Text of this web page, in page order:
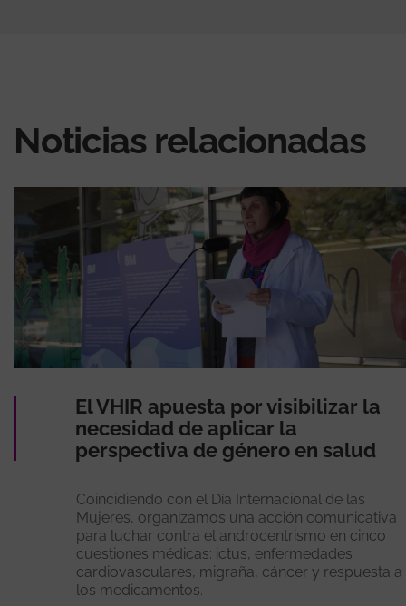
Noticias relacionadas
El VHIR apuesta por visibilizar la
necesidad de aplicar la
perspectiva de género en salud
Coincidiendo con el Día Internacional de las
Mujeres, organizamos una acción comunicativa
para luchar contra el androcentrismo en cinco
cuestiones médicas: ictus, enfermedades
cardiovasculares, migraña, cáncer y respuesta a
los medicamentos.